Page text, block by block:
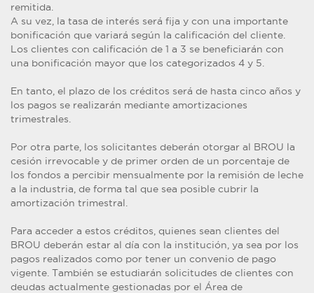
remitida.
A su vez, la tasa de interés será fija y con una importante
bonificación que variará según la calificación del cliente.
Los clientes con calificación de 1 a 3 se beneficiarán con
una bonificación mayor que los categorizados 4 y 5.
En tanto, el plazo de los créditos será de hasta cinco años y
los pagos se realizarán mediante amortizaciones
trimestrales.
Por otra parte, los solicitantes deberán otorgar al BROU la
cesión irrevocable y de primer orden de un porcentaje de
los fondos a percibir mensualmente por la remisión de leche
a la industria, de forma tal que sea posible cubrir la
amortización trimestral.
Para acceder a estos créditos, quienes sean clientes del
BROU deberán estar al día con la institución, ya sea por los
pagos realizados como por tener un convenio de pago
vigente. También se estudiarán solicitudes de clientes con
deudas actualmente gestionadas por el Área de